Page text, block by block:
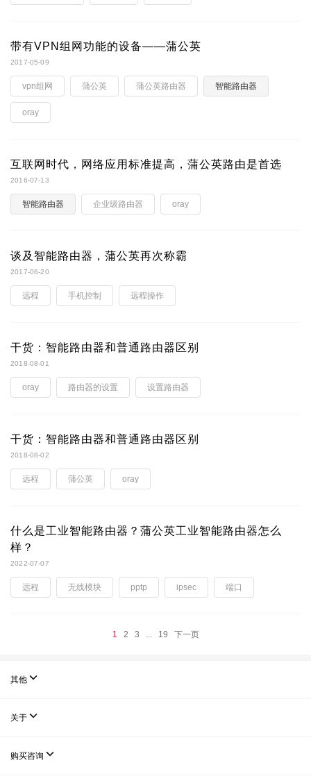
带有VPN组网功能的设备——蒲公英
2017-05-09
vpn组网 蒲公英 蒲公英路由器 智能路由器
oray
互联网时代，网络应用标准提高，蒲公英路由是首选
2016-07-13
智能路由器 企业级路由器 oray
谈及智能路由器，蒲公英再次称霸
2017-06-20
远程 手机控制 远程操作
干货：智能路由器和普通路由器区别
2018-08-01
oray 路由器的设置 设置路由器
干货：智能路由器和普通路由器区别
2018-08-02
远程 蒲公英 oray
什么是工业智能路由器？蒲公英工业智能路由器怎么
样？
2022-07-07
远程 无线模块 pptp ipsec 端口
1 2 3 ... 19 下一页
其他 
关于 
购买咨询 